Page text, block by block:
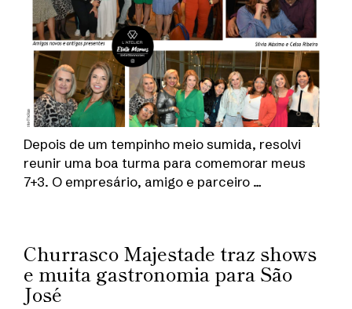
Depois de um tempinho meio sumida, resolvi
reunir uma boa turma para comemorar meus
7+3. O empresário, amigo e parceiro …
Churrasco Majestade traz shows
e muita gastronomia para São
José